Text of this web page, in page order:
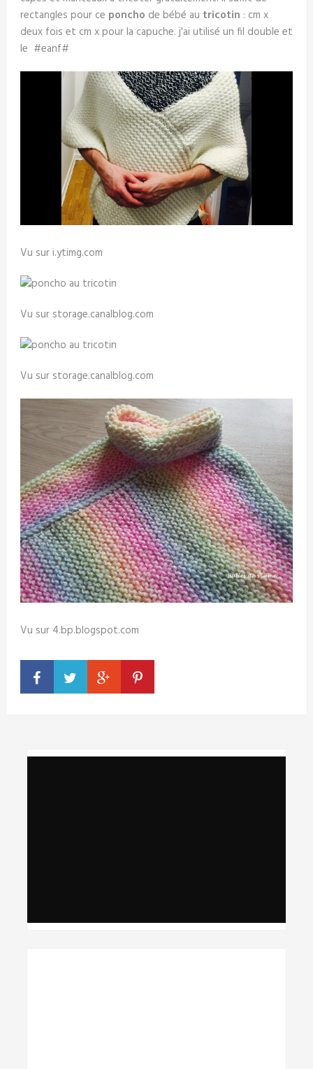
rectangles pour ce poncho de bébé au tricotin : cm x
deux fois et cm x pour la capuche. j'ai utilisé un fil double et
le #eanf#
Vu sur i.ytimg.com
Vu sur storage.canalblog.com
Vu sur storage.canalblog.com
Vu sur 4.bp.blogspot.com